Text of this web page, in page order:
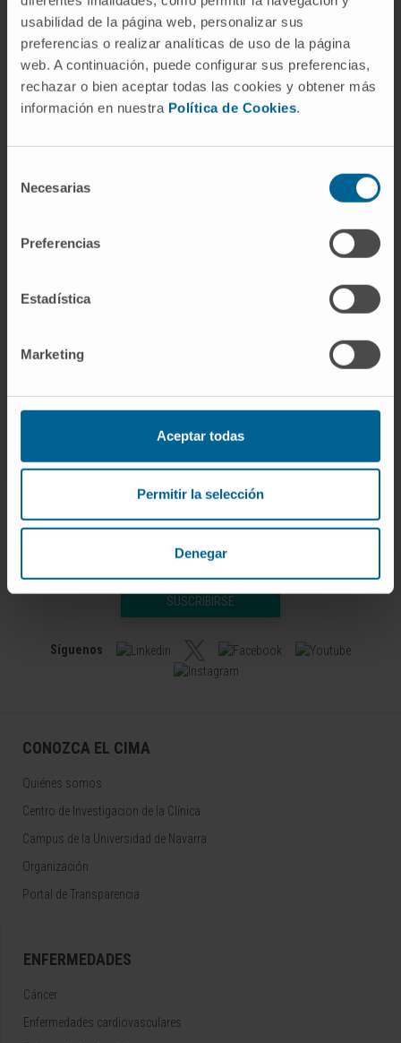
usabilidad de la página web, personalizar sus
preferencias o realizar analíticas de uso de la página
web. A continuación, puede configurar sus preferencias,
rechazar o bien aceptar todas las cookies y obtener más
información en nuestra Política de Cookies.
Necesarias
Preferencias
Estadística
Marketing
Aceptar todas
Permitir la selección
Denegar
dilatation with increased mortality, and hearts
show increased TGFβ activity and CFB
activation after pressure overload by aortic
banding. Further, ADAMTSL3 overexpression
in cultured CFBs inhibits TGFβ signalling,
for ADAMTSL3 by regulating TGFβ activity
These results warrant future investigation of
in heart failure.
Commun Biol . 2022 Dec
20;5(1):1392. doi: 10.1038/s42003-022-
SUSCRIBIRSE
Síguenos
CONOZCA EL CIMA
Quiénes somos
Centro de Investigacion de la Clínica
Campus de la Universidad de Navarra
Organización
Portal de Transparencia
ENFERMEDADES
Cáncer
Enfermedades cardiovasculares